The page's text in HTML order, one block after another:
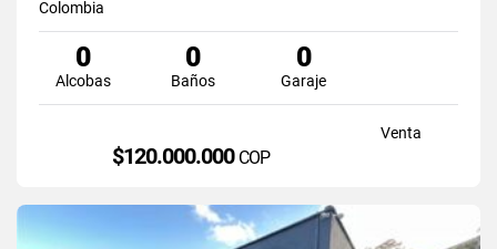
Colombia
0
Alcobas
0
Baños
0
Garaje
Venta
$120.000.000 COP